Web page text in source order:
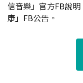
信音樂」官方FB說
康」FB公告。